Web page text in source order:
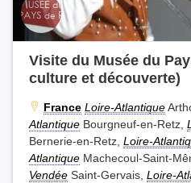
Visite du Musée du
culture et découverte)
France Loire-Atlantique
Atlantique Bourgneuf-en-Retz,
Bernerie-en-Retz, Loire-
Atlantique Machecoul-Saint-
Vendée Saint-Gervais, Loire-